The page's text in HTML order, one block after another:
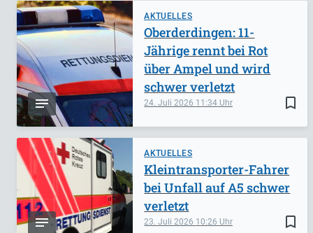
AKTUELLES
bookmark_border
24. Juli 2026 11:34
Oberderdingen: 11-
Jährige rennt bei Rot
über Ampel und wird
schwer verletzt
AKTUELLES
bookmark_border
23. Juli 2026 10:26
Kleintransporter-Fahrer
bei Unfall auf A5 schwer
verletzt